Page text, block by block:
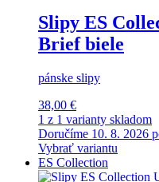
Slipy ES
Brief biele
pánske slipy
38,00 €
1 z 1 varianty skladom
Doručíme 10. 8. 2026
Vybrať variantu
ES Collection